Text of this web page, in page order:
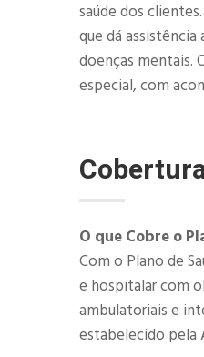
saúde dos
que dá
doenças mentais.
especial, com
O que Cobre o
Com o Plano de
e hospitalar com
ambulatoriais e
estabelecido pela